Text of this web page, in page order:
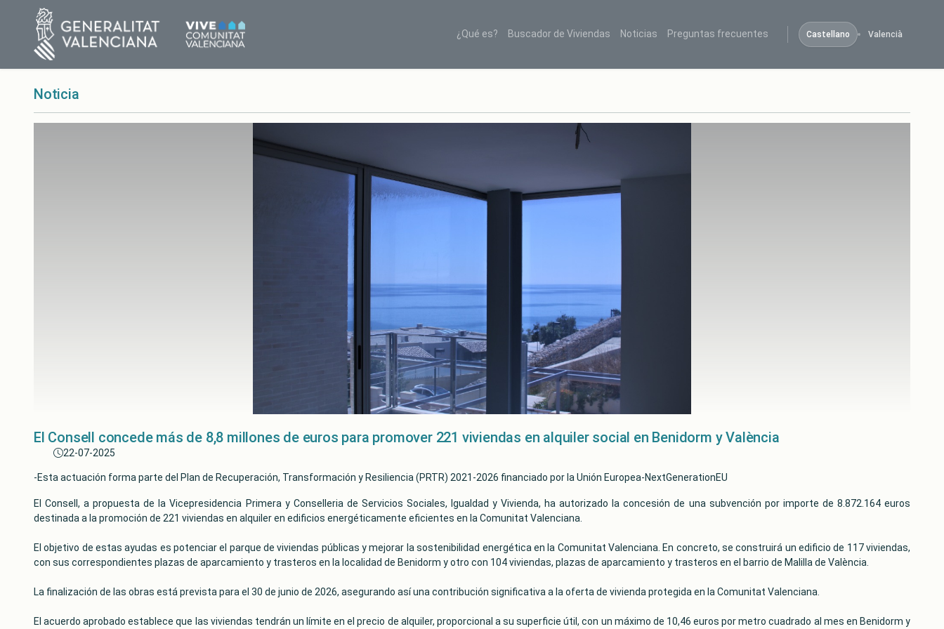
¿Qué es? Buscador de Viviendas Noticias Preguntas frecuentes Castellano Valencià
Noticia
El Consell concede más de 8,8 millones de euros para promover 221 viviendas en alquiler social en Benidorm y València
22-07-2025
-Esta actuación forma parte del Plan de Recuperación, Transformación y Resiliencia (PRTR) 2021-2026 financiado por la Unión Europea-NextGenerationEU
El Consell, a propuesta de la Vicepresidencia Primera y Conselleria de Servicios Sociales, Igualdad y Vivienda, ha autorizado la concesión de una subvención por importe de 8.872.164 euros
destinada a la promoción de 221 viviendas en alquiler en edificios energéticamente eficientes en la Comunitat Valenciana.
El objetivo de estas ayudas es potenciar el parque de viviendas públicas y mejorar la sostenibilidad energética en la Comunitat Valenciana. En concreto, se construirá un edificio de 117 viviendas,
con sus correspondientes plazas de aparcamiento y trasteros en la localidad de Benidorm y otro con 104 viviendas, plazas de aparcamiento y trasteros en el barrio de Malilla de València.
La finalización de las obras está prevista para el 30 de junio de 2026, asegurando así una contribución significativa a la oferta de vivienda protegida en la Comunitat Valenciana.
El acuerdo aprobado establece que las viviendas tendrán un límite en el precio de alquiler, proporcional a su superficie útil, con un máximo de 10,46 euros por metro cuadrado al mes en Benidorm y